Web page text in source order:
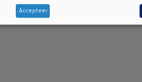
Accepteer